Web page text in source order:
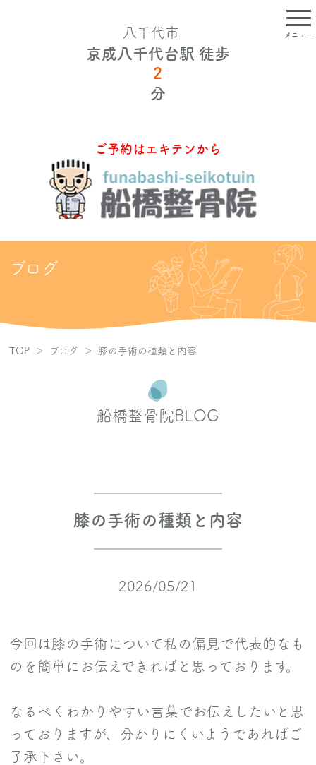
ご予約はエキテンから
八千代市
京成八千代台駅 徒歩
2
分
メニュー
院長挨拶・スタッフ紹介
初めての方へ
メニュー・料金について
船橋整骨院のマッサージ
肩の痛み
首・頭痛
ニュース
ブログ
TOP ブログ 膝の手術の種類と内容
船橋整骨院BLOG
膝の手術の種類と内容
2026/05/21
今回は膝の手術について私の偏見で代表的なも
のを簡単にお伝えできればと思っております。
なるべくわかりやすい言葉でお伝えしたいと思
っておりますが、分かりにくいようであればご
了承下さい。